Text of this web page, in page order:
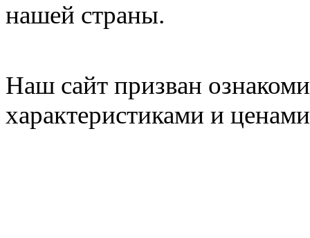
нашей страны.
Наш сайт призван
характеристиками и